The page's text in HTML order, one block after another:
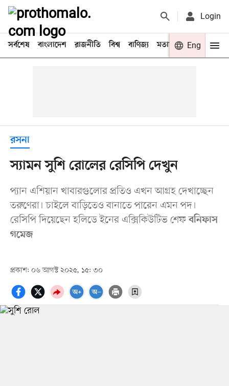
Login
সর্বশেষ বাংলাদেশ রাজনীতি বিশ্ব বাণিজ্য মতামত খেলা
Eng
রসনা
স্যামন সুশি রোলের রেসিপি দেখুন
প্যান এশিয়ান খাবারগুলোর প্রতিও এখন আগ্রহ দেখাচ্ছেন
তরুণেরা। চাইলে বাড়িতেও বানাতে পারেন এমন পদ।
রেসিপি দিয়েছেন হলিডে ইনের এক্সিকিউটিভ শেফবনিফাস
গমেজ
প্রকাশ: ০৬ আগস্ট ২০২৫, ১৫: ৩০